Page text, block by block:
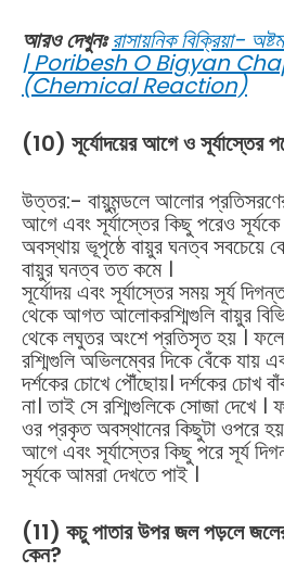
আরও দেখুনঃ রাসায়নিক বিক্রিয়া-
| Poribesh O Bigyan
(Chemical Reaction)
(10) সূর্যোদয়ের আগে ও সূর্যাস্তের
উত্তর:- বায়ুমন্ডলে আলোর
আগে এবং সূর্যাস্তের কিছু পরেও সূর্যকে
অবস্থায় ভূপৃষ্ঠে বায়ুর ঘনত্ব সবচেয়ে
বায়ুর ঘনত্ব তত কমে ।
সূর্যোদয় এবং সূর্যাস্তের সময় সূর্য
থেকে আগত আলোকরশ্মিগুলি বায়ুর
থেকে লঘুতর অংশে প্রতিসৃত হয় ।
রশ্মিগুলি অভিলম্বের দিকে বেঁকে যায়
দর্শকের চোখে পৌঁছোয়। দর্শকের চোখ
না। তাই সে রশ্মিগুলিকে সোজা দেখে
ওর প্রকৃত অবস্থানের কিছুটা ওপরে হয়
আগে এবং সূর্যাস্তের কিছু পরে সূর্য
সূর্যকে আমরা দেখতে পাই ।
(11) কচু পাতার উপর জল পড়লে
কেন?